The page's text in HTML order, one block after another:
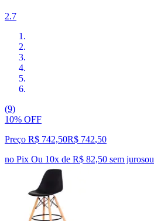
2.7
(9)
10% OFF
Preço R$ 742,50R$ 742,50
no Pix Ou 10x de R$ 82,50 sem jurosou